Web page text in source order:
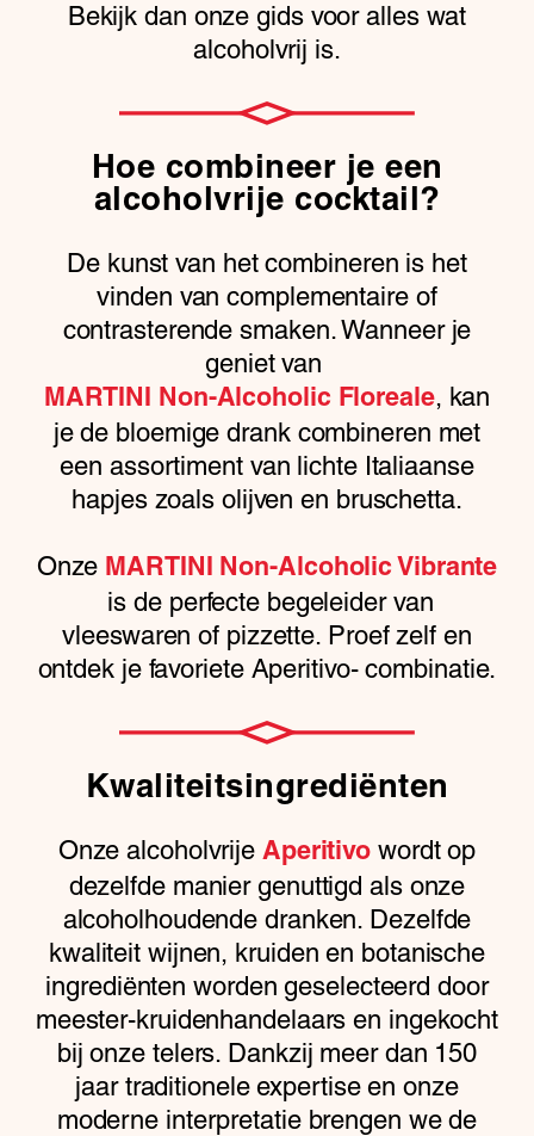
Bekijk dan onze gids voor alles wat
alcoholvrij is.
Hoe combineer je een
alcoholvrije cocktail?
De kunst van het combineren is het
vinden van complementaire of
contrasterende smaken. Wanneer je
geniet van
MARTINI Non-Alcoholic Floreale, kan
je de bloemige drank combineren met
een assortiment van lichte Italiaanse
hapjes zoals olijven en bruschetta.
Onze MARTINI Non-Alcoholic Vibrante
is de perfecte begeleider van
vleeswaren of pizzette. Proef zelf en
ontdek je favoriete Aperitivo- combinatie.
Kwaliteitsingrediënten
Onze alcoholvrije Aperitivo wordt op
dezelfde manier genuttigd als onze
alcoholhoudende dranken. Dezelfde
kwaliteit wijnen, kruiden en botanische
ingrediënten worden geselecteerd door
meester-kruidenhandelaars en ingekocht
bij onze telers. Dankzij meer dan 150
jaar traditionele expertise en onze
moderne interpretatie brengen we de